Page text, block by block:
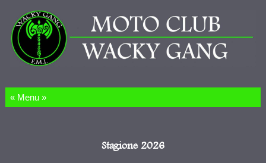
Salta al contenuto
Stagione 2026